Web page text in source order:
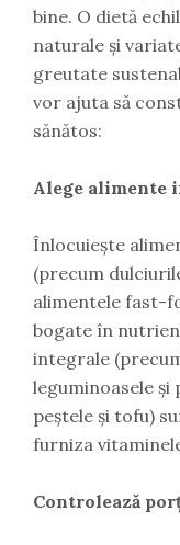
bine. O dietă
naturale și
greutate
vor ajuta să
sănătos:
Alege alimente
Înlocuiește
(precum
alimentele fast-
bogate în
integrale
leguminoasele și
peștele și tofu)
furniza
Controlează